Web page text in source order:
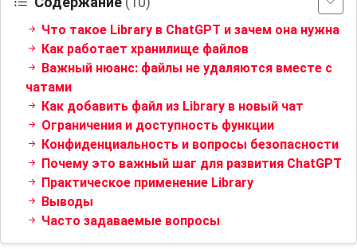
Что такое Library в ChatGPT и зачем она нужна
Как работает хранилище файлов
Важный нюанс: файлы не удаляются вместе с
чатами
Как добавить файл из Library в новый чат
Ограничения и доступность функции
Конфиденциальность и вопросы безопасности
Почему это важный шаг для развития ChatGPT
Практическое применение Library
Выводы
Часто задаваемые вопросы